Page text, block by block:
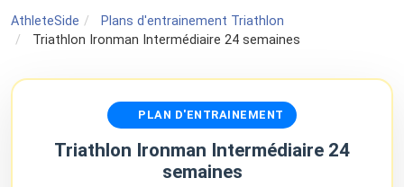
AthleteSide
Plans d'entrainement Triathlon
Triathlon Ironman Intermédiaire 24 semaines
PLAN D'ENTRAINEMENT
Triathlon Ironman Intermédiaire 24
semaines